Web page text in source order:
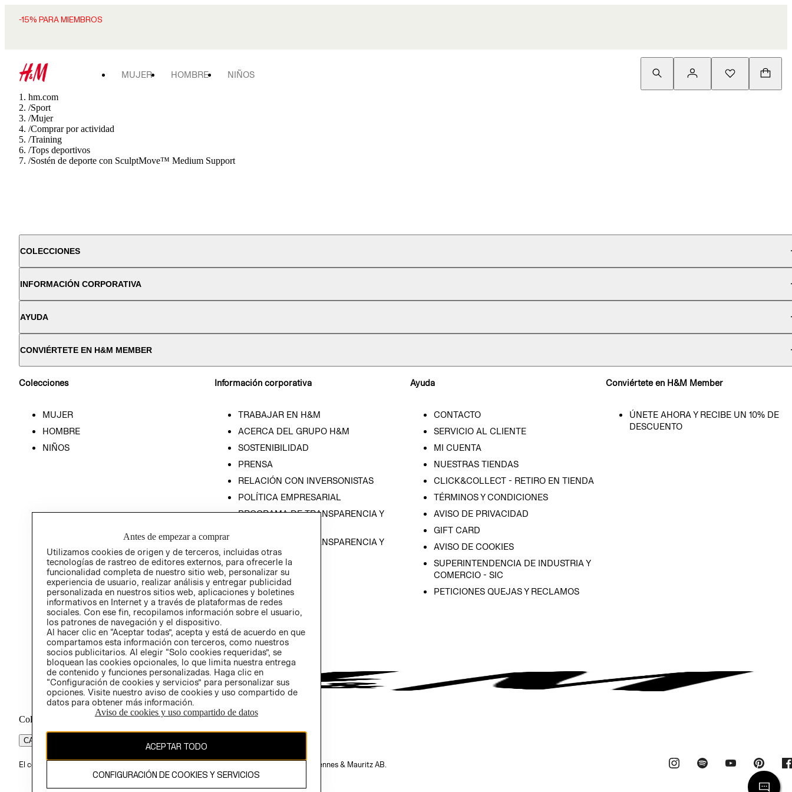
-15% PARA MIEMBROS
MUJER HOMBRE NIÑOS
hm.com
/Sport
/Mujer
/Comprar por actividad
/Training
/Tops deportivos
/Sostén de deporte con SculptMove™ Medium Support
COLECCIONES
INFORMACIÓN CORPORATIVA
AYUDA
CONVIÉRTETE EN H&M MEMBER
Colecciones
MUJER
HOMBRE
NIÑOS
Información corporativa
TRABAJAR EN H&M
ACERCA DEL GRUPO H&M
SOSTENIBILIDAD
PRENSA
RELACIÓN CON INVERSONISTAS
POLÍTICA EMPRESARIAL
PROGRAMA DE TRANSPARENCIA Y
PROGRAMA DE TRANSPARENCIA Y
ÉTICA (INGLÉS)
Ayuda
CONTACTO
SERVICIO AL CLIENTE
MI CUENTA
NUESTRAS TIENDAS
CLICK&COLLECT - RETIRO EN TIENDA
TÉRMINOS Y CONDICIONES
AVISO DE PRIVACIDAD
GIFT CARD
AVISO DE COOKIES
SUPERINTENDENCIA DE INDUSTRIA Y
COMERCIO - SIC
PETICIONES QUEJAS Y RECLAMOS
Conviértete en H&M Member
ÚNETE AHORA Y RECIBE UN 10% DE
DESCUENTO
Colombia ($)
CAMBIAR REGIÓN
El contenido de esta página web está protegido por copyright y es propiedad de H&M Hennes & Mauritz AB.
Antes de empezar a comprar
Utilizamos cookies de origen y de terceros, incluidas otras
tecnologías de rastreo de editores externos, para ofrecerle la
funcionalidad completa de nuestro sitio web, personalizar su
experiencia de usuario, realizar análisis y entregar publicidad
personalizada en nuestros sitios web, aplicaciones y boletines
informativos en Internet y a través de plataformas de redes
sociales. Con ese fin, recopilamos información sobre el usuario,
los patrones de navegación y el dispositivo.
Al hacer clic en “Aceptar todas”, acepta y está de acuerdo en que
compartamos esta información con terceros, como nuestros
socios publicitarios. Al elegir “Solo cookies requeridas”, se
bloquean las cookies opcionales, lo que limita nuestra entrega
de contenido y funciones personalizadas. Haga clic en
“Configuración de cookies y servicios” para personalizar sus
opciones. Visite nuestro aviso de cookies y uso compartido de
datos para obtener más información.
Aviso de cookies y uso compartido de datos
ACEPTAR TODO
CONFIGURACIÓN DE COOKIES Y SERVICIOS